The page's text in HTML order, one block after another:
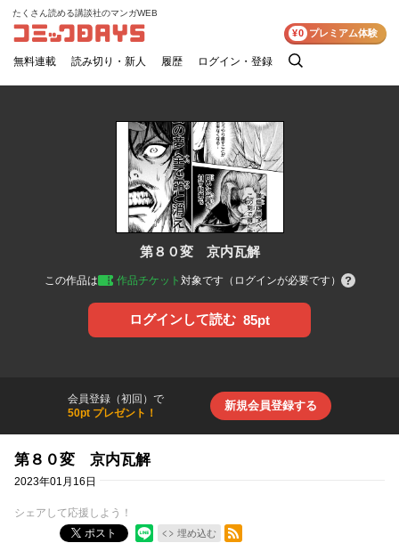
コミックDAYS
たくさん読める講談社のマンガWEB
無料連載 読み切り・新人 履歴 ログイン・登録
検
¥0 プレミアム体験
第８０変 京内瓦解
この作品は 作品チケット 対象です（ログインが必要です）
ログインして読む 85pt
会員登録（初回）で
50pt プレゼント！
新規会員登録する
第８０変 京内瓦解
2023年01月16日
シェアして応援しよう！
ポスト
埋め込む
RSSフィード